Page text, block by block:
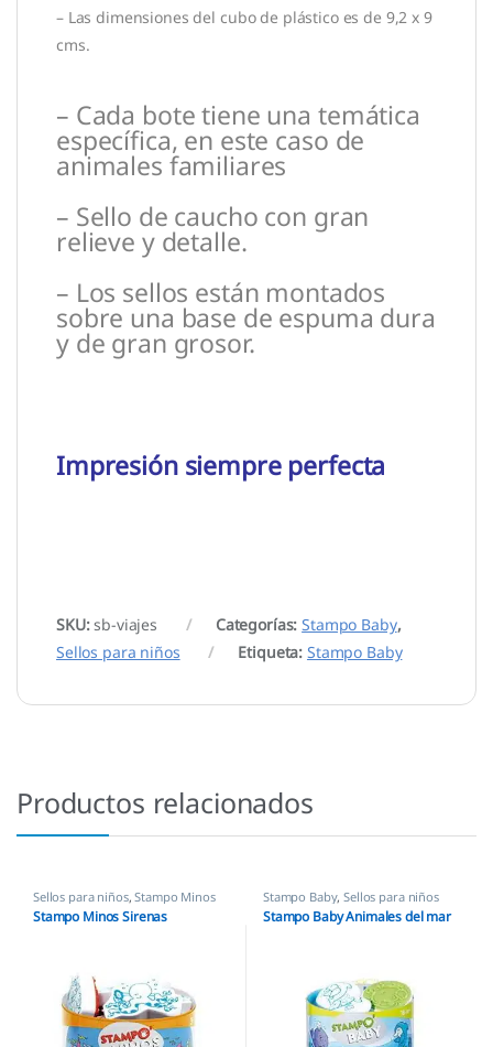
– Las dimensiones del cubo de plástico es de 9,2 x 9
cms.
– Cada bote tiene una temática
específica, en este caso de
animales familiares
– Sello de caucho con gran
relieve y detalle.
– Los sellos están montados
sobre una base de espuma dura
y de gran grosor.
Impresión siempre perfecta
SKU:sb-viajes Categorías:Stampo Baby,
Sellos para niños
Etiqueta: Stampo Baby
Productos relacionados
Sellos para niños,Stampo Minos
Stampo Minos Sirenas
Stampo Baby,Sellos para niños
Stampo Baby Animales del mar